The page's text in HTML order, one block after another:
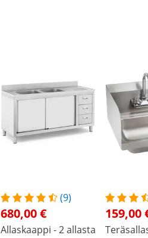
(9)
680,00 €
Allaskaappi - 2 allasta
159,00